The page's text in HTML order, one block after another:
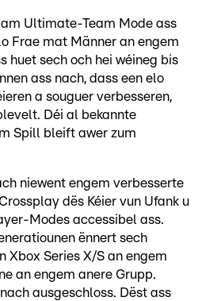
Ultimate-Team Mode ass
Frae mat Männer an engem
huet sech och hei wéineg bis
ass nach, dass een elo
a souguer verbesseren,
Déi al bekannte
Spill bleift awer zum
niewent engem verbesserte
dës Kéier vun Ufank u
Modes accessibel ass.
ënnert sech
Xbox Series X/S an engem
an engem anere Grupp.
ausgeschloss. Dëst ass